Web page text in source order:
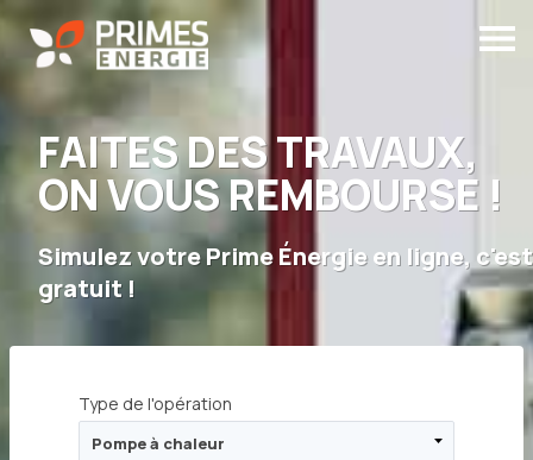
FAITES DES TRAVAUX,
ON VOUS REMBOURSE !
Simulez votre Prime Énergie en ligne, c'est
gratuit !
Type de l'opération